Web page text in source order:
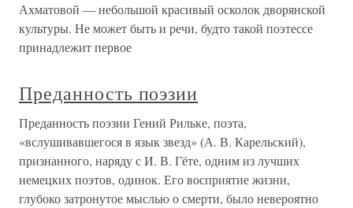
Ахматовой — небольшой красивый осколок дворянской
культуры. Не может быть и речи, будто такой поэтессе
принадлежит первое
Преданность поэзии
Преданность поэзии Гений Рильке, поэта,
«вслушивавшегося в язык звезд» (А. В. Карельский),
признанного, наряду с И. В. Гёте, одним из лучших
немецких поэтов, одинок. Его восприятие жизни,
глубоко затронутое мыслью о смерти, было невероятно